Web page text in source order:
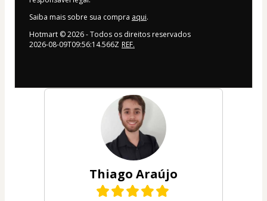
Saiba mais sobre sua compra aqui.
Hotmart ©2026- Todos os direitos reservados
2026-08-09T09:56:14.566Z REF.
Thiago Araújo